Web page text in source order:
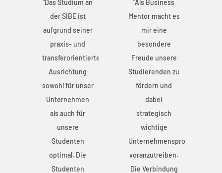
"Das Studium an
der SIBE ist
aufgrund seiner
praxis- und
transferorientierten
Ausrichtung
sowohl für unser
Unternehmen
als auch für
unsere
Studenten
optimal. Die
Studenten
"Als Business
Mentor macht es
mir eine
besondere
Freude unsere
Studierenden zu
fördern und
dabei
strategisch
wichtige
Unternehmensprojekte
voranzutreiben.
Die Verbindung